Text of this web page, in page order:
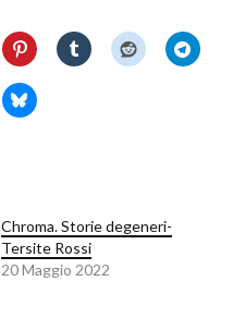
Chroma. Storie degeneri-
Tersite Rossi
20 Maggio 2022